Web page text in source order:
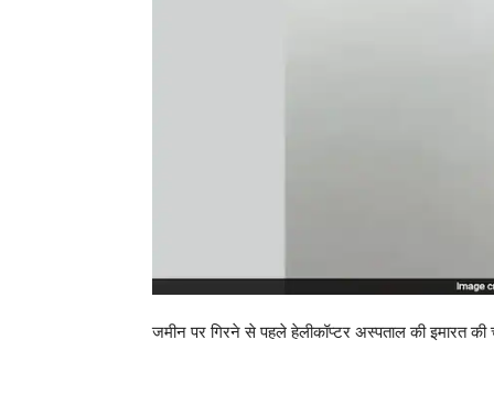
जमीन पर गिरने से पहले हेलीकॉप्टर अस्पताल की इमारत की